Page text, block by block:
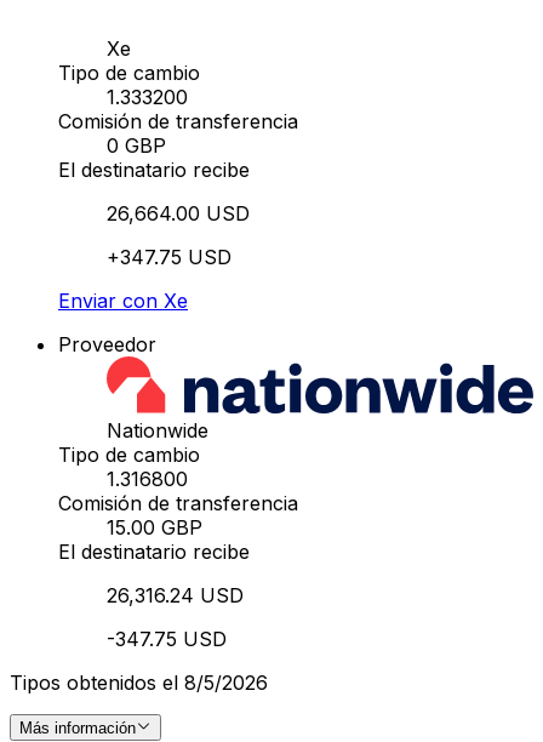
Xe
Tipo de cambio
1.333200
Comisión de transferencia
0 GBP
El destinatario recibe
26,664.00 USD
+347.75 USD
Enviar con Xe
Proveedor
Nationwide
Tipo de cambio
1.316800
Comisión de transferencia
15.00 GBP
El destinatario recibe
26,316.24 USD
-347.75 USD
Tipos obtenidos el 8/5/2026
Más información